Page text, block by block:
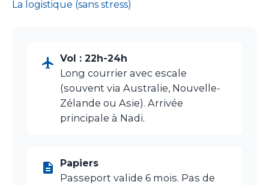
La logistique (sans stress)
Vol : 22h-24h
Long courrier avec escale
(souvent via Australie, Nouvelle-
Zélande ou Asie). Arrivée
principale à Nadi.
Papiers
Passeport valide 6 mois. Pas de